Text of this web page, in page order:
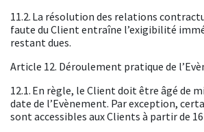
11.2. La résolution des relations
faute du Client entraîne l’exigibilité
restant dues.
Article 12. Déroulement pratique de
12.1. En règle, le Client doit être âgé de
date de l’Evènement. Par exception,
sont accessibles aux Clients à partir de 16